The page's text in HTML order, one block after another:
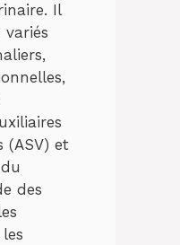
Il
variés
(ASV) et
des